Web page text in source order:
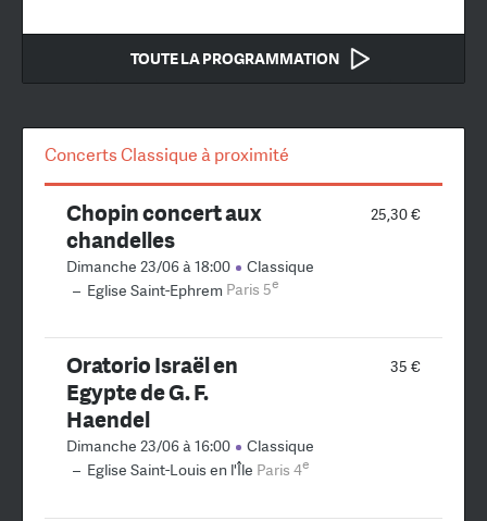
TOUTE LA PROGRAMMATION
Concerts Classique à proximité
25,30 €
Chopin concert aux
chandelles
Dimanche 23/06 à 18:00
Classique
– Eglise Saint-Ephrem Paris 5e
35 €
Oratorio Israël en
Egypte de G. F.
Haendel
Dimanche 23/06 à 16:00
Classique
– Eglise Saint-Louis en l'Île Paris 4e